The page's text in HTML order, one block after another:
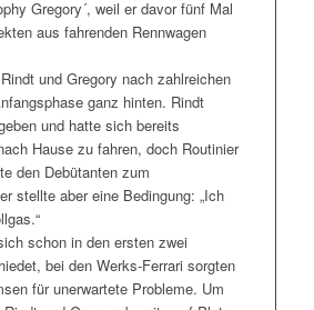
Gregory´, weil er davor fünf Mal
aus fahrenden Rennwagen
und Gregory nach zahlreichen
ganz hinten. Rindt
und hatte sich bereits
Hause zu fahren, doch Routinier
den Debütanten zum
stellte aber eine Bedingung: „Ich
schon in den ersten zwei
bei den Werks-Ferrari sorgten
für unerwartete Probleme. Um